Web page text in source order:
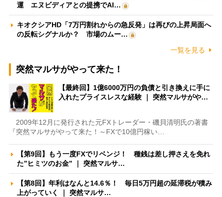
運 エヌビディアとの提携でAI…
キオクシアHD「7万円割れからの急反発」は再びの上昇局面へ
の反転シグナルか？ 市場のムー…
一覧を見る
突然マルサがやって来た！
【最終回】1億6000万円の負債と引き換えに手に
入れたプライスレスな経験 ｜ 突然マルサがや…
2009年12月に発行された元FXトレーダー・磯貝清明氏の著書
『突然マルサがやって来た！～FXで10億円稼い…
【第9回】もう一度FXでリベンジ！ 種銭は差し押さえを免れ
た”ヒミツのお金” ｜ 突然マルサ…
【第8回】年利はなんと14.6％！ 毎日5万円超の延滞税が積み
上がっていく ｜ 突然マルサ…